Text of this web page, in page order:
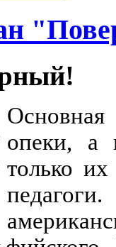
опеки, а
только